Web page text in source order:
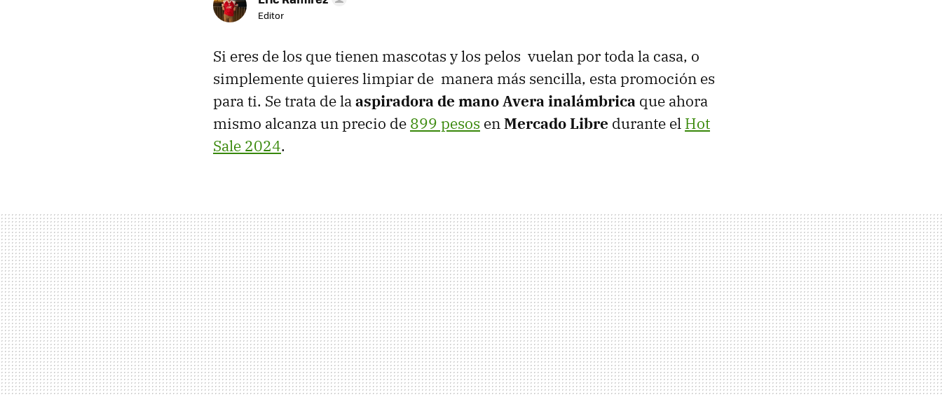
Editor
Si eres de los que tienen mascotas y los pelos vuelan por toda la casa, o
simplemente quieres limpiar de manera más sencilla, esta promoción es
para ti. Se trata de laaspiradora de mano Avera inalámbrica que ahora
mismo alcanza un precio de 899 pesos enMercado Libre durante el Hot
Sale 2024.